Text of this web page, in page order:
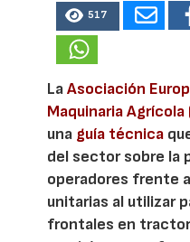
517
LaAsociación
Maquinaria Agrícola
una guía técnica
del sector sobre la
operadores frente
unitarias al utilizar
frontales en